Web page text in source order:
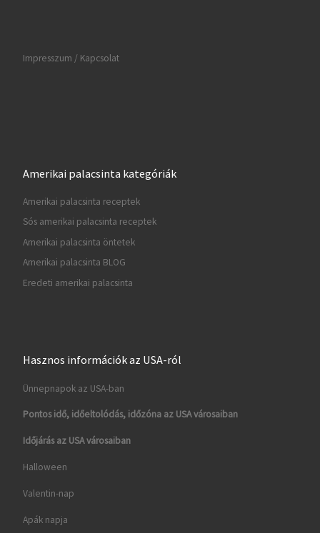
Impresszum / Kapcsolat
Amerikai palacsinta kategóriák
Amerikai palacsinta receptek
Sós amerikai palacsinta receptek
Amerikai palacsinta öntetek
Amerikai palacsinta BLOG
Eredeti amerikai palacsinta
Hasznos információk az USA-ról
Ünnepnapok az USA-ban
Pontos idő, időeltolódás, időzóna az USA városaiban
Időjárás az USA városaiban
Halloween
Valentin-nap
Apák napja